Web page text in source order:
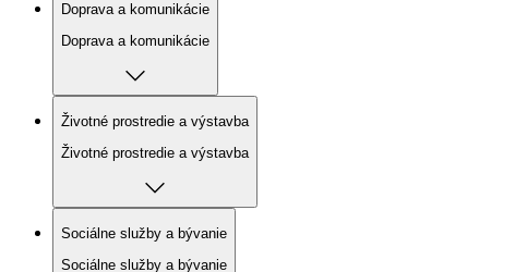
Doprava a komunikácie
Doprava a komunikácie
Životné prostredie a výstavba
Životné prostredie a výstavba
Sociálne služby a bývanie
Sociálne služby a bývanie